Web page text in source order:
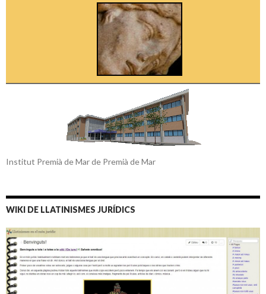
Institut Premià de Mar de Premià de Mar
WIKI DE LLATINISMES JURÍDICS